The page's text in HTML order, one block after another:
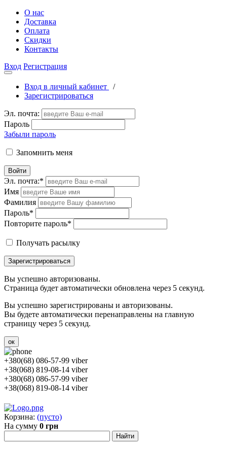
О нас
Доставка
Оплата
Скидки
Контакты
Вход Регистрация
Вход в личный кабинет
/
Зарегистрироваться
Эл. почта:
Пароль
Забыли пароль
Запомнить меня
Войти
Эл. почта:*
Имя
Фамилия
Пароль*
Повторите пароль*
Получать расылку
Зарегистрироваться
Вы успешно авторизованы.
Страница будет автоматически обновлена через 5 секунд.
Вы успешно зарегистрированы и авторизованы.
Вы будете автоматически перенаправлены на главную
страницу через 5 секунд.
ок
+380(68) 086-57-99 viber
+38(068) 819-08-14 viber
+380(68) 086-57-99 viber
+38(068) 819-08-14 viber
Корзина: (пусто)
На сумму 0 грн